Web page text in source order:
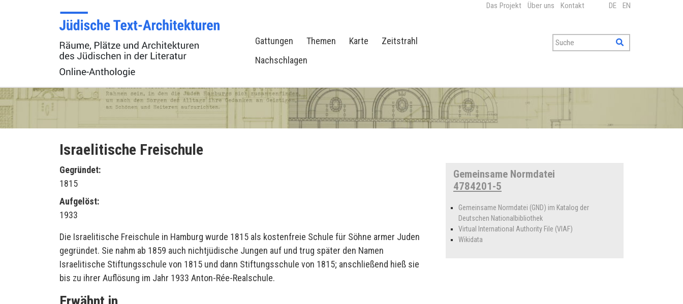
Das Projekt Über uns Kontakt DE EN
Gattungen Themen Karte
Zeitstrahl
Nachschlagen
Israelitische Freischule
Gegründet:
1815
Aufgelöst:
1933
Die Israelitische Freischule in Hamburg wurde 1815 als kostenfreie Schule für Söhne armer Juden
gegründet. Sie nahm ab 1859 auch nichtjüdische Jungen auf und trug später den Namen
Israelitische Stiftungsschule von 1815 und dann Stiftungsschule von 1815; anschließend hieß sie
bis zu ihrer Auflösung im Jahr 1933 Anton-Rée-Realschule.
Gemeinsame Normdatei
4784201-5
Gemeinsame Normdatei (GND) im Katalog der
Deutschen Nationalbibliothek
Virtual International Authority File (VIAF)
Wikidata